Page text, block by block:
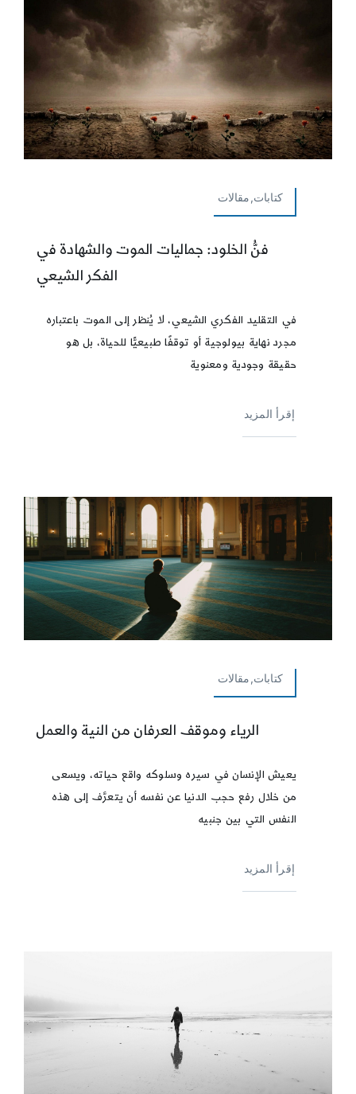
كتابات,مقالات
فنُّ الخلود: جماليات الموت والشهادة في
الفكر الشيعي
في التقليد الفكري الشيعي، لا يُنظر إلى الموت باعتباره
مجرد نهاية بيولوجية أو توقفًا طبيعيًّا للحياة، بل هو
حقيقة وجودية ومعنوية
إقرأ المزيد
كتابات,مقالات
الرياء وموقف العرفان من النية والعمل
يعيش الإنسان في سيره وسلوكه واقع حياته، ويسعى
من خلال رفع حجب الدنيا عن نفسه أن يتعرَّف إلى هذه
النفس التي بين جنبيه
إقرأ المزيد